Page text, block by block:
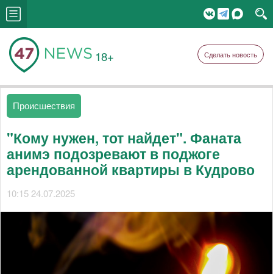
18+ Сделать новость
Происшествия
"Кому нужен, тот найдет". Фаната
анимэ подозревают в поджоге
арендованной квартиры в Кудрово
10:15 24.07.2025